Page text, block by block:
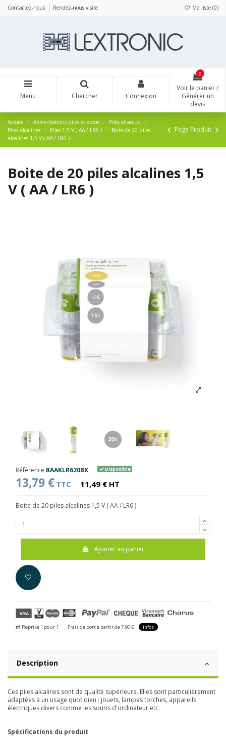
Contactez-nous Rendez-nous visite Ma liste (0)
Menu Chercher Connexion
0
Voir le panier /
Générer un
devis
Accueil Alimentations piles et accus
Piles et accus
Piles alcalines
Piles 1,5 V ( AA / LR6 )
Boite de 20 piles
alcalines 1,5 V ( AA / LR6 )
Page Produit
Boite de 20 piles alcalines 1,5
V ( AA / LR6 )
Référence BAAKLR620BX Disponible
13,79 € TTC 11,49 € HT
Boite de 20 piles alcalines 1,5 V ( AA / LR6 )
Ajouter au panier
Reprise 1 pour 1 Frais de port à partir de 7.90 € infos
Description
Ces piles alcalines sont de qualité supérieure. Elles sont particulièrement
adaptées à un usage quotidien : jouets, lampes torches, appareils
électriques divers comme les souris d'ordinateur etc.
Spécifications du produit
Panneau de gestion des cookies